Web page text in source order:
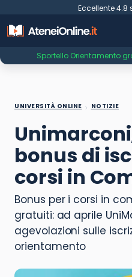
Eccellente 4.8
Sportello Orientamento
UNIVERSITÀ ONLINE NOTIZIE
bonus di
corsi in
Bonus per i corsi in
gratuiti: ad aprile
agevolazioni sulle
orientamento